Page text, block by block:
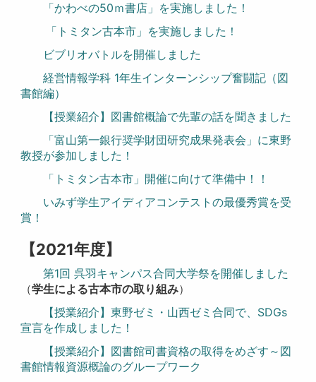
「かわべの50ｍ書店」を実施しました！
「トミタン古本市」を実施しました！
ビブリオバトルを開催しました
経営情報学科 1年生インターンシップ奮闘記（図
書館編）
【授業紹介】図書館概論で先輩の話を聞きました
「富山第一銀行奨学財団研究成果発表会」に東野
教授が参加しました！
「トミタン古本市」開催に向けて準備中！！
いみず学生アイディアコンテストの最優秀賞を受
賞！
【2021年度】
第1回 呉羽キャンパス合同大学祭を開催しました
（学生による古本市の取り組み）
【授業紹介】東野ゼミ・山西ゼミ合同で、SDGs
宣言を作成しました！
【授業紹介】図書館司書資格の取得をめざす～図
書館情報資源概論のグループワーク